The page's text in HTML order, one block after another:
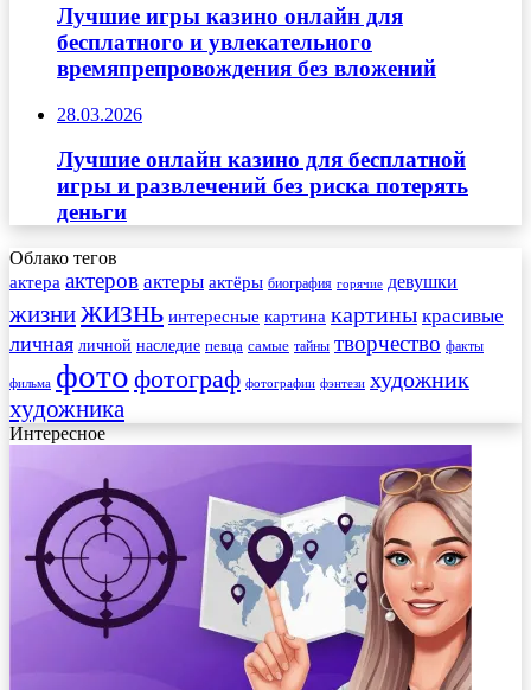
Лучшие игры казино онлайн для
бесплатного и увлекательного
времяпрепровождения без вложений
28.03.2026
Лучшие онлайн казино для бесплатной
игры и развлечений без риска потерять
деньги
Облако тегов
актера актеров актеры актёры биография горячие девушки
жизнижизнь интересные картина картины красивые
личная личной наследие певца самые тайны творчество факты
фильма фото фотограф фотографии фэнтези художник
художника
Интересное